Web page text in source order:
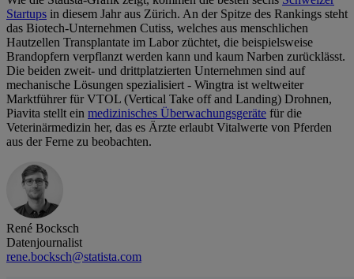
Startups in diesem Jahr aus Zürich. An der Spitze des Rankings steht
das Biotech-Unternehmen Cutiss, welches aus menschlichen
Hautzellen Transplantate im Labor züchtet, die beispielsweise
Brandopfern verpflanzt werden kann und kaum Narben zurücklässt.
Die beiden zweit- und drittplatzierten Unternehmen sind auf
mechanische Lösungen spezialisiert - Wingtra ist weltweiter
Marktführer für VTOL (Vertical Take off and Landing) Drohnen,
Piavita stellt ein medizinisches Überwachungsgeräte für die
Veterinärmedizin her, das es Ärzte erlaubt Vitalwerte von Pferden
aus der Ferne zu beobachten.
René Bocksch
Datenjournalist
rene.bocksch@statista.com